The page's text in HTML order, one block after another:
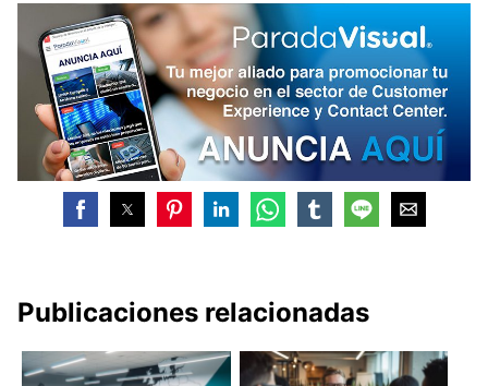
Publicaciones relacionadas